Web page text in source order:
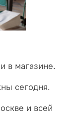
После
и
покупая
деньги но еще
освещения.
в магазине.
сегодня.
и всей